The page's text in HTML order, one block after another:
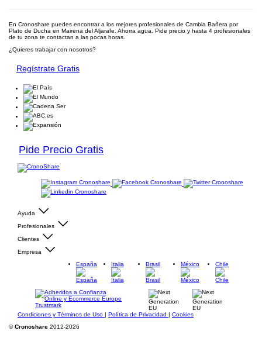
En Cronoshare puedes encontrar a los mejores profesionales de Cambia Bañera por
Plato de Ducha en Mairena del Aljarafe. Ahorra agua. Pide precio y hasta 4 profesionales
de tu zona te contactan a las pocas horas.
¿Quieres trabajar con nosotros?
Regístrate Gratis
Pide Precio Gratis
Ayuda
Profesionales
Clientes
Empresa
España
Italia Brasil México Chile
Condiciones y Términos de Uso | Política de Privacidad | Cookies
©Cronoshare 2012-2026